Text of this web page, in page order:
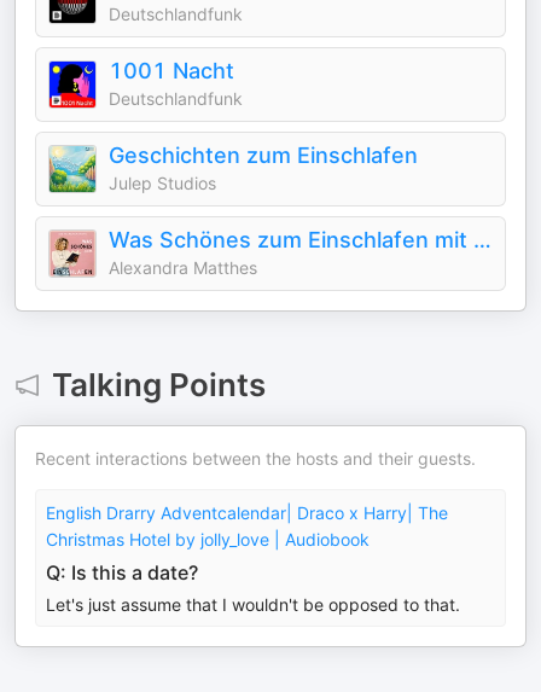
Deutschlandfunk
1001 Nacht
Deutschlandfunk
Geschichten zum Einschlafen
Julep Studios
Was Schönes zum Einschlafen mit Geschichten, Märchen & Meditation
Alexandra Matthes
Talking Points
Recent interactions between the hosts and their guests.
English Drarry Adventcalendar| Draco x Harry| The
Christmas Hotel by jolly_love | Audiobook
Q: Is this a date?
Let's just assume that I wouldn't be opposed to that.